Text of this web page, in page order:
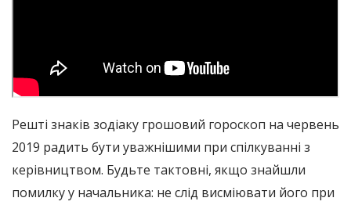
Решті знаків зодіаку грошовий гороскоп на червень
2019 радить бути уважнішими при спілкуванні з
керівництвом. Будьте тактовні, якщо знайшли
помилку у начальника: не слід висміювати його при